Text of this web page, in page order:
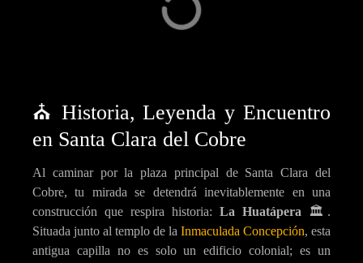
⛪ Historia, Leyenda y Encuentro
en Santa Clara del Cobre
Al caminar por la plaza principal de Santa Clara del
Cobre, tu mirada se detendrá inevitablemente en una
construcción que respira historia: La Huatápera 🏛️.
Situada junto al templo de la Inmaculada Concepción, esta
antigua capilla no es solo un edificio colonial; es un